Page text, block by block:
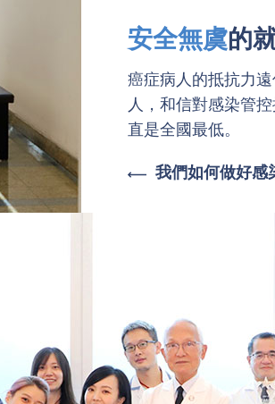
安全無虞的
癌症病人的抵抗力
人，和信對感染管
直是全國最低。
我們如何做好感